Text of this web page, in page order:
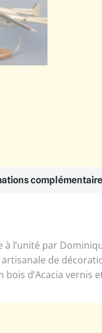
l’unité par
de
bois d’Acacia vernis